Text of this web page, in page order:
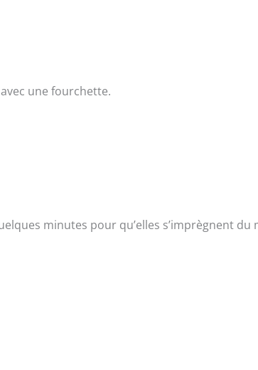
une fourchette.
minutes pour qu’elles s’imprègnent du